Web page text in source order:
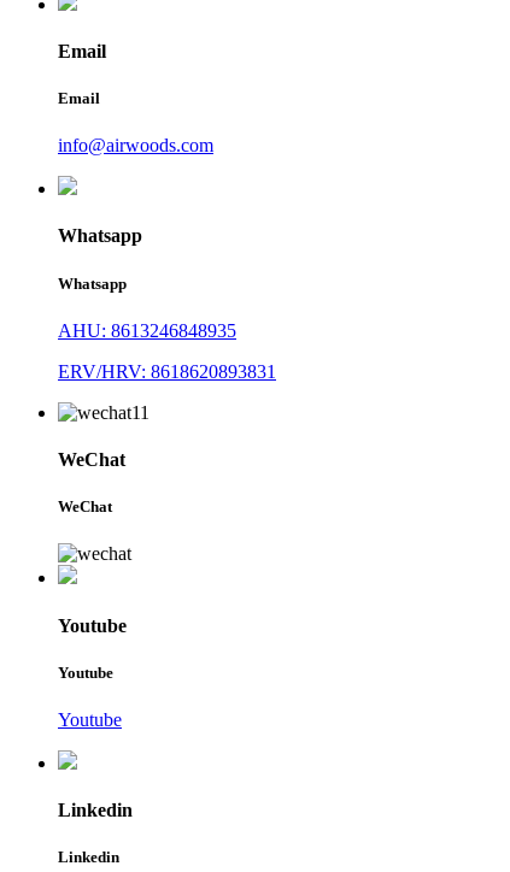
Email
Email
info@airwoods.com
Whatsapp
Whatsapp
AHU: 8613246848935
ERV/HRV: 8618620893831
WeChat
WeChat
Youtube
Youtube
Youtube
Linkedin
Linkedin